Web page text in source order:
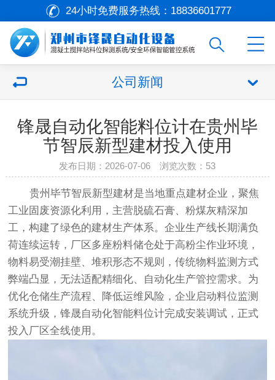
24小时免费服务热线： 18836601777
公司新闻
锋晟自动化智能料位计在贵州毕
节智辰新型建材投入使用
发布日期：2026-07-06 浏览次数：53
贵州毕节智辰新型建材是当地重点建材企业，聚焦
工业固废资源化利用，主营脱硫石膏、粉煤灰精深加
工，构建了绿色的建材生产体系。企业生产线长期满负
荷连续运转，厂区多座粉料储仓处于高粉尘作业环境，
物料易受潮挂壁、堆积形态不规则，传统物料监测方式
弊端凸显，无法适配精细化、自动化生产管控需求。为
优化仓储生产流程、降低运维风险，企业启动料位监测
系统升级，锋晟自动化智能料位计完成安装调试，正式
投入厂区全线使用。